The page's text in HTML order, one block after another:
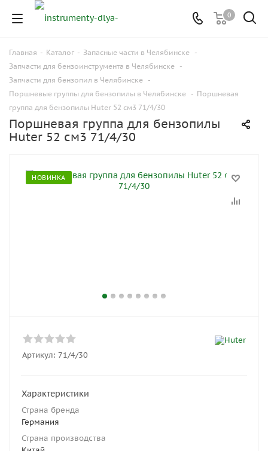
0
Главная - Каталог - Запасные части в Челябинске -
Запчасти для бензоинструмента в Челябинске -
Запчасти для бензопил в Челябинске -
Поршневые группы для бензопилы в Челябинске - Поршневая
группа для бензопилы Huter 52 см3 71/4/30
Поршневая группа для бензопилы
Huter 52 см3 71/4/30
НОВИНКА
Артикул: 71/4/30
Характеристики
Страна бренда
Германия
Страна производства